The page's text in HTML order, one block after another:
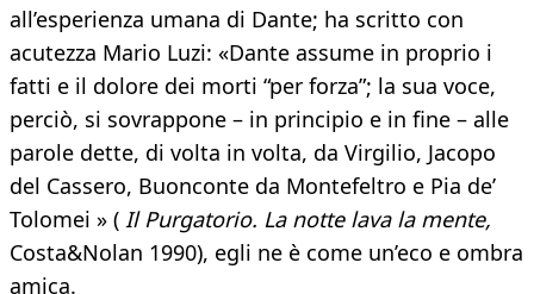
all’esperienza umana di Dante; ha scritto con
acutezza Mario Luzi: «Dante assume in proprio i
fatti e il dolore dei morti “per forza”; la sua voce,
perciò, si sovrappone – in principio e in fine – alle
parole dette, di volta in volta, da Virgilio, Jacopo
del Cassero, Buonconte da Montefeltro e Pia de’
Tolomei » ( Il Purgatorio. La notte lava la mente,
Costa&Nolan 1990), egli ne è come un’eco e ombra
amica.